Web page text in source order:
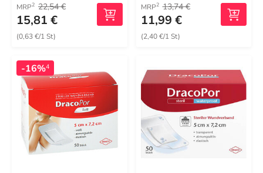
MRP2 22,54 €
15,81 €
(0,63 €/1 St)
MRP2 13,74 €
11,99 €
(2,40 €/1 St)
-16%4